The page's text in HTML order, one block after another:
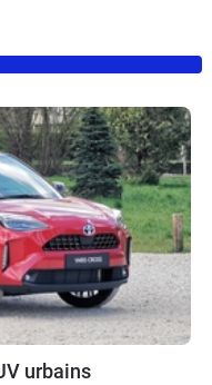
urbains